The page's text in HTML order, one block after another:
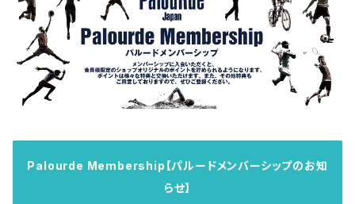
Palourde Membership【パルードメンバーシップのお知
らせ】